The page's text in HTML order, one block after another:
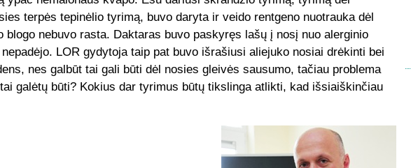
terpės tepinėlio tyrimą, buvo daryta ir veido rentgeno nuotrauka dėl
blogo nebuvo rasta. Daktaras buvo paskyręs lašų į nosį nuo alerginio
LOR gydytoja taip pat buvo išrašiusi aliejuko nosiai drėkinti bei
nes galbūt tai gali būti dėl nosies gleivės sausumo, tačiau problema
galėtų būti? Kokius dar tyrimus būtų tikslinga atlikti, kad išsiaiškinčiau